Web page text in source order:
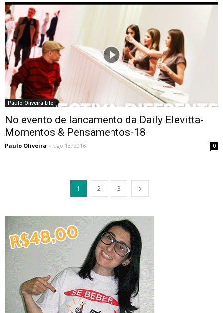
Paulo Oliveira Life
No evento de lancamento da Daily Elevitta-
Momentos & Pensamentos-18
Paulo Oliveira - ago 13, 2016 0
1 2 3